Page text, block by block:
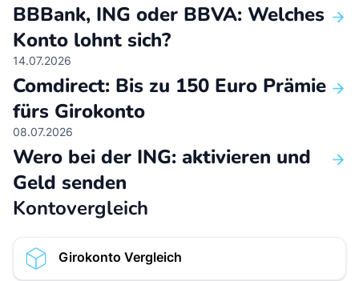
BBBank, ING oder BBVA: Welches
Konto lohnt sich?
14.07.2026
Comdirect: Bis zu 150 Euro Prämie
fürs Girokonto
08.07.2026
Wero bei der ING: aktivieren und
Geld senden
Kontovergleich
Girokonto Vergleich